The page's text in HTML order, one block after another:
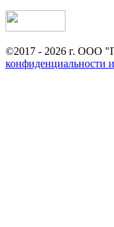
©2017 - 2026 г. ООО
конфиденциальности